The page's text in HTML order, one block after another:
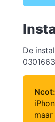
De
Noot: